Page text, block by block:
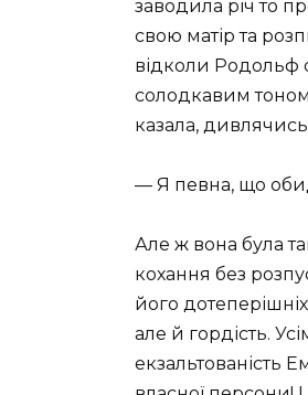
заводила річ то
свою матір та
відколи Родольф
солодкавим
казала,
— Я певна, що
Але ж вона була
кохання без
його
але й гордість.
екзальтованість